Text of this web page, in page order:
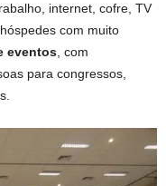
internet, cofre, TV
com muito
eventos, com
para congressos,